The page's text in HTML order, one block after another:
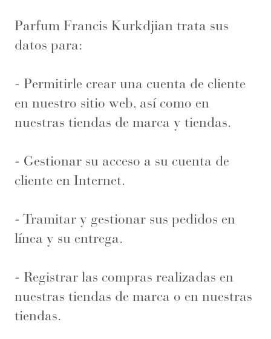
Parfum Francis Kurkdjian trata sus
datos para:
- Permitirle crear una cuenta de cliente
en nuestro sitio web, así como en
nuestras tiendas de marca y tiendas.
- Gestionar su acceso a su cuenta de
cliente en Internet.
- Tramitar y gestionar sus pedidos en
línea y su entrega.
- Registrar las compras realizadas en
nuestras tiendas de marca o en nuestras
tiendas.